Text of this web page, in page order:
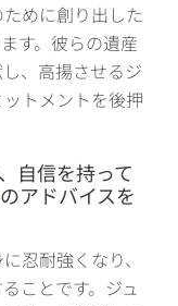
めに創り出した
す。彼らの遺産
、高揚させるジ
トメントを後押
自信を持って
アドバイスを
忍耐強くなり、
ことです。ジュ